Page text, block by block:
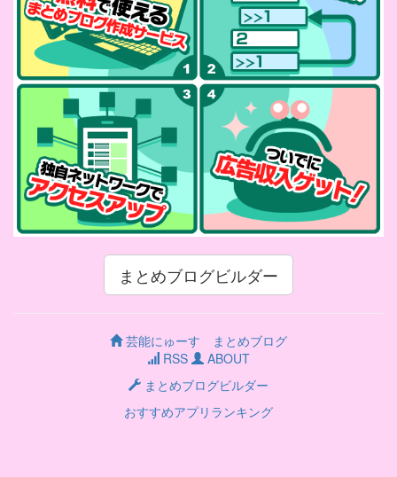
まとめブログビルダー
芸能にゅーす まとめブログ
RSS
ABOUT
まとめブログビルダー
おすすめアプリランキング